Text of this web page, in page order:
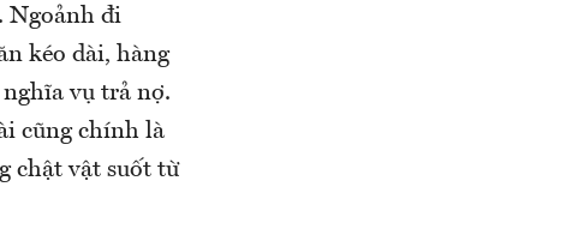
Ngoảnh đi
kéo dài, hàng
vụ trả nợ.
cũng chính là
chật vật suốt từ